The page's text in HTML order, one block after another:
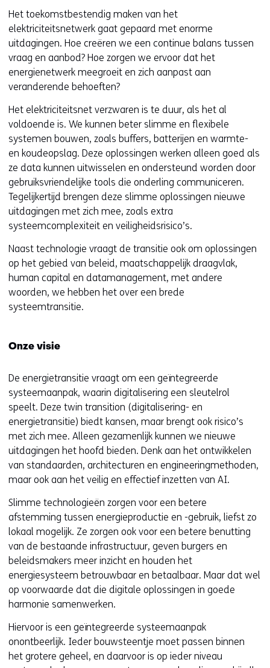
Het toekomstbestendig maken van het
elektriciteitsnetwerk gaat gepaard met enorme
uitdagingen. Hoe creëren we een continue balans tussen
vraag en aanbod? Hoe zorgen we ervoor dat het
energienetwerk meegroeit en zich aanpast aan
veranderende behoeften?
Het elektriciteitsnet verzwaren is te duur, als het al
voldoende is. We kunnen beter slimme en flexibele
systemen bouwen, zoals buffers, batterijen en warmte-
en koudeopslag. Deze oplossingen werken alleen goed als
ze data kunnen uitwisselen en ondersteund worden door
gebruiksvriendelijke tools die onderling communiceren.
Tegelijkertijd brengen deze slimme oplossingen nieuwe
uitdagingen met zich mee, zoals extra
systeemcomplexiteit en veiligheidsrisico’s.
Naast technologie vraagt de transitie ook om oplossingen
op het gebied van beleid, maatschappelijk draagvlak,
human capital en datamanagement, met andere
woorden, we hebben het over een brede
systeemtransitie.
Onze visie
De energietransitie vraagt om een geïntegreerde
systeemaanpak, waarin digitalisering een sleutelrol
speelt. Deze twin transition (digitalisering- en
energietransitie) biedt kansen, maar brengt ook risico’s
met zich mee. Alleen gezamenlijk kunnen we nieuwe
uitdagingen het hoofd bieden. Denk aan het ontwikkelen
van standaarden, architecturen en engineeringmethoden,
maar ook aan het veilig en effectief inzetten van AI.
Slimme technologieën zorgen voor een betere
afstemming tussen energieproductie en -gebruik, liefst zo
lokaal mogelijk. Ze zorgen ook voor een betere benutting
van de bestaande infrastructuur, geven burgers en
beleidsmakers meer inzicht en houden het
energiesysteem betrouwbaar en betaalbaar. Maar dat wel
op voorwaarde dat die digitale oplossingen in goede
harmonie samenwerken.
Hiervoor is een geïntegreerde systeemaanpak
onontbeerlijk. Ieder bouwsteentje moet passen binnen
het grotere geheel, en daarvoor is op ieder niveau